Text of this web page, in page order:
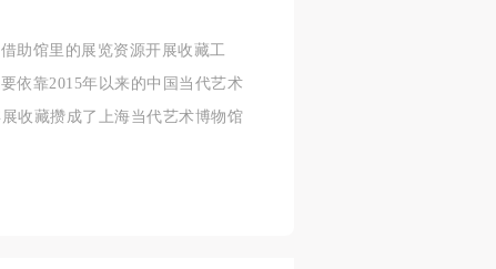
助馆里的展览资源开展收藏工
依靠2015年以来的中国当代艺术
收藏攒成了上海当代艺术博物馆